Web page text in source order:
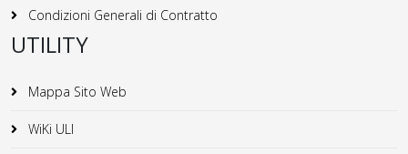
Condizioni Generali di Contratto
UTILITY
Mappa Sito Web
WiKi ULI